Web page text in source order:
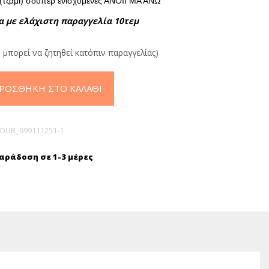
με ελάχιστη παραγγελία 10τεμ
να ζητηθεί κατόπιν παραγγελίας)
ΣΤΟ ΚΑΛΆΘΙ
DUR_999111251-1
σε 1-3 μέρες